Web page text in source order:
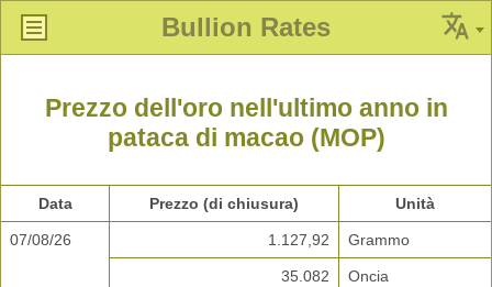
Bullion Rates
Prezzo dell'oro nell'ultimo anno in
pataca di macao (MOP)
Data Prezzo (di chiusura) Unità
07/08/26 1.127,92 Grammo
35.082 Oncia